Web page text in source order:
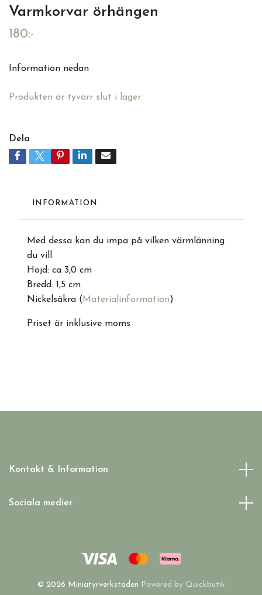
Varmkorvar örhängen
180:-
Information nedan
Produkten är tyvärr slut i lager
Dela
INFORMATION
Med dessa kan du impa på vilken värmlänning
du vill
Höjd: ca 3,0 cm
Bredd: 1,5 cm
Nickelsäkra ( Materialinformation)
Priset är inklusive moms
Kontakt & Information
Sociala medier
© 2026 Miniatyrverkstaden Powered by Quickbutik